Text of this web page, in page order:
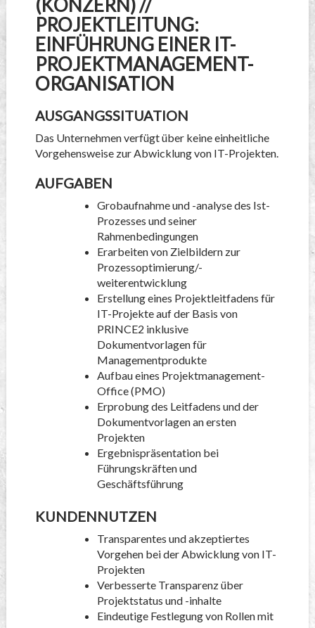
(KONZERN) //
PROJEKTLEITUNG:
EINFÜHRUNG EINER IT-
PROJEKTMANAGEMENT-
ORGANISATION
AUSGANGSSITUATION
Das Unternehmen verfügt über keine einheitliche
Vorgehensweise zur Abwicklung von IT-Projekten.
AUFGABEN
Grobaufnahme und -analyse des Ist-
Prozesses und seiner
Rahmenbedingungen
Erarbeiten von Zielbildern zur
Prozessoptimierung/-
weiterentwicklung
Erstellung eines Projektleitfadens für
IT-Projekte auf der Basis von
PRINCE2 inklusive
Dokumentvorlagen für
Managementprodukte
Aufbau eines Projektmanagement-
Office (PMO)
Erprobung des Leitfadens und der
Dokumentvorlagen an ersten
Projekten
Ergebnispräsentation bei
Führungskräften und
Geschäftsführung
KUNDENNUTZEN
Transparentes und akzeptiertes
Vorgehen bei der Abwicklung von IT-
Projekten
Verbesserte Transparenz über
Projektstatus und -inhalte
Eindeutige Festlegung von Rollen mit